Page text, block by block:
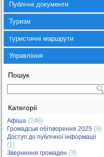
Публічні документи
Туризм
туристичні маршрути
Управління
Пошук
Категорії
Афіша (146)
Громадські обговорення 2025 (9)
Доступ до публічної інформації
(1)
Звернення громадян (3)